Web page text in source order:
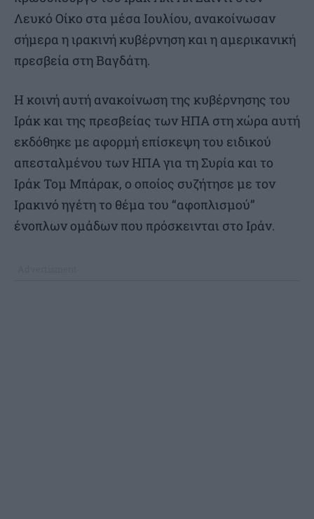
Λευκό Οίκο στα μέσα Ιουλίου, ανακοίνωσαν
σήμερα η ιρακινή κυβέρνηση και η αμερικανική
πρεσβεία στη Βαγδάτη.
Η κοινή αυτή ανακοίνωση της κυβέρνησης του
Ιράκ και της πρεσβείας των ΗΠΑ στη χώρα αυτή
εκδόθηκε με αφορμή επίσκεψη του ειδικού
απεσταλμένου των ΗΠΑ για τη Συρία και το
Ιράκ Τομ Μπάρακ, ο οποίος συζήτησε με τον
Ιρακινό ηγέτη το θέμα του “αφοπλισμού”
ένοπλων ομάδων που πρόσκεινται στο Ιράν.